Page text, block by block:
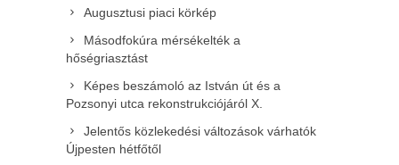
Augusztusi piaci körkép
Másodfokúra mérsékelték a
hőségriasztást
Képes beszámoló az István út és a
Pozsonyi utca rekonstrukciójáról X.
Jelentős közlekedési változások várhatók
Újpesten hétfőtől